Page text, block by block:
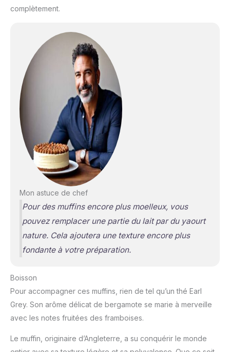
complètement.
Mon astuce de chef
Pour des muffins encore plus moelleux, vous
pouvez remplacer une partie du lait par du yaourt
nature. Cela ajoutera une texture encore plus
fondante à votre préparation.
Boisson
Pour accompagner ces muffins, rien de tel qu’un thé Earl
Grey. Son arôme délicat de bergamote se marie à merveille
avec les notes fruitées des framboises.
Le muffin, originaire d’Angleterre, a su conquérir le monde